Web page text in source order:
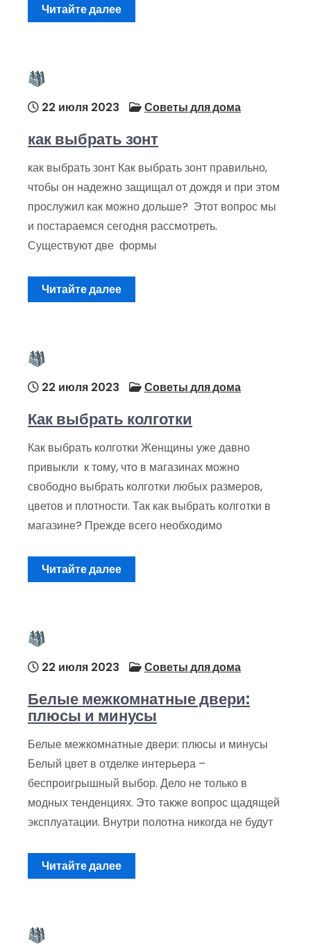
Читайте далее
22 июля 2023 Советы для дома
как выбрать зонт
как выбрать зонт Как выбрать зонт правильно,
чтобы он надежно защищал от дождя и при этом
прослужил как можно дольше? Этот вопрос мы
и постараемся сегодня рассмотреть.
Существуют две формы
Читайте далее
22 июля 2023 Советы для дома
Как выбрать колготки
Как выбрать колготки Женщины уже давно
привыкли к тому, что в магазинах можно
свободно выбрать колготки любых размеров,
цветов и плотности. Так как выбрать колготки в
магазине? Прежде всего необходимо
Читайте далее
22 июля 2023 Советы для дома
Белые межкомнатные двери:
плюсы и минусы
Белые межкомнатные двери: плюсы и минусы
Белый цвет в отделке интерьера –
беспроигрышный выбор. Дело не только в
модных тенденциях. Это также вопрос щадящей
эксплуатации. Внутри полотна никогда не будут
Читайте далее